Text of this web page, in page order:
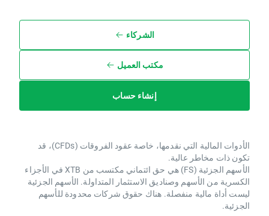
الشركاء
مكتب العميل
إنشاء حساب
الأدوات المالية التي نقدمها، خاصة عقود الفروقات (CFDs)، قد
تكون ذات مخاطر عالية.
الأسهم الجزئية (FS) هي حق ائتماني مكتسب من XTB ​​في الأجزاء
الكسرية من الأسهم وصناديق الاستثمار المتداولة. الأسهم الجزئية
ليست أداة مالية منفصلة. هناك حقوق شركات محدودة للأسهم
الجزئية.